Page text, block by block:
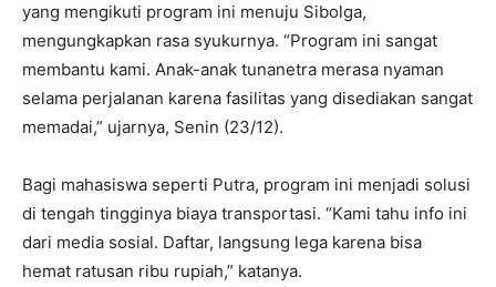
yang mengikuti program ini menuju Sibolga,
mengungkapkan rasa syukurnya. “Program ini sangat
membantu kami. Anak-anak tunanetra merasa nyaman
selama perjalanan karena fasilitas yang disediakan sangat
memadai,” ujarnya, Senin (23/12).
Bagi mahasiswa seperti Putra, program ini menjadi solusi
di tengah tingginya biaya transportasi. “Kami tahu info ini
dari media sosial. Daftar, langsung lega karena bisa
hemat ratusan ribu rupiah,” katanya.